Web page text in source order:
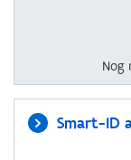
Nog
Smart-ID